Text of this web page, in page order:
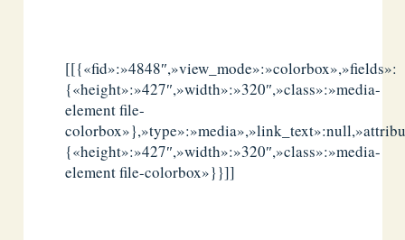
[[{«fid»:»4848″,»view_mode»:»colorbox»,»fields»:
{«height»:»427″,»width»:»320″,»class»:»media-
element file-
{«height»:»427″,»width»:»320″,»class»:»media-
element file-colorbox»}}]]